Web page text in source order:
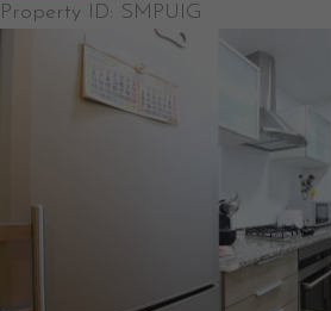
Property ID: SMPUIG